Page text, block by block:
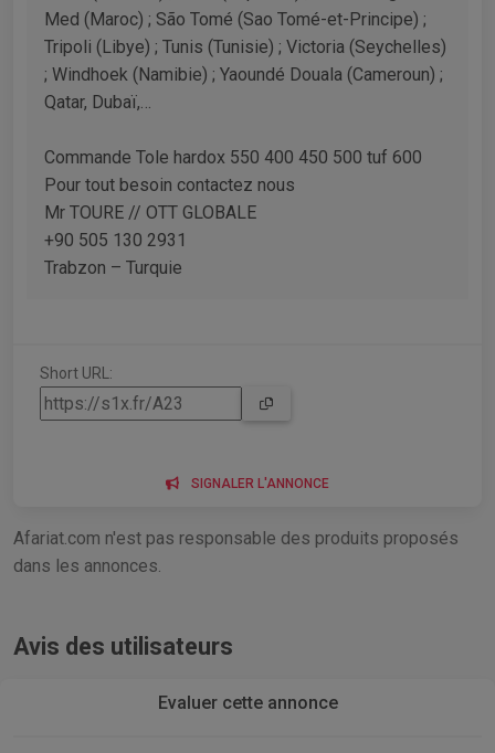
Med (Maroc) ; São Tomé (Sao Tomé-et-Principe) ;
Tripoli (Libye) ; Tunis (Tunisie) ; Victoria (Seychelles)
; Windhoek (Namibie) ; Yaoundé Douala (Cameroun) ;
Qatar, Dubaï,…
Commande Tole hardox 550 400 450 500 tuf 600
Pour tout besoin contactez nous
Mr TOURE // OTT GLOBALE
+90 505 130 2931
Trabzon – Turquie
Short URL:
SIGNALER L'ANNONCE
Afariat.com n'est pas responsable des produits proposés
dans les annonces.
Avis des utilisateurs
Evaluer cette annonce